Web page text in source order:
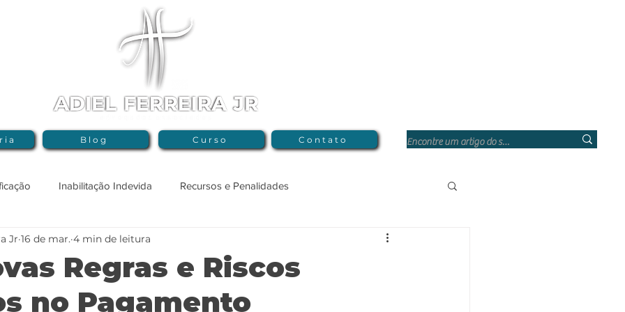
Blog Curso Contato
Inabilitação Indevida Recursos e Penalidades
e Inexigibilidade Lei nº 14.133/21 Direito Corporativo
Crimes Licitatórios
Regras e Riscos
no Pagamento
Jr 16 de mar. 4 min de leitura